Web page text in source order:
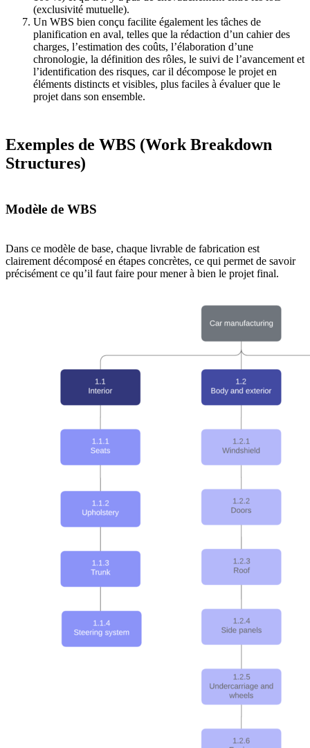
(exclusivité mutuelle).
Un WBS bien conçu facilite également les tâches de
planification en aval, telles que la rédaction d’un cahier des
charges, l’estimation des coûts, l’élaboration d’une
chronologie, la définition des rôles, le suivi de l’avancement et
l’identification des risques, car il décompose le projet en
éléments distincts et visibles, plus faciles à évaluer que le
projet dans son ensemble.
Exemples de WBS (Work Breakdown
Structures)
Modèle de WBS
Dans ce modèle de base, chaque livrable de fabrication est
clairement décomposé en étapes concrètes, ce qui permet de savoir
précisément ce qu’il faut faire pour mener à bien le projet final.